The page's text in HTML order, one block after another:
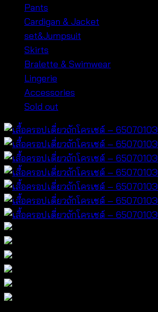
Pants
Cardigan & Jacket
set&Jumpsuit
Skirts
Bralette & Swimwear
Lingerie
Accessories
Sold out